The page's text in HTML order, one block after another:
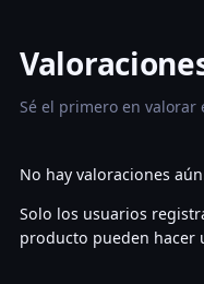
Sé el primero en valorar
No hay valoraciones
Solo los usuarios
producto pueden hacer